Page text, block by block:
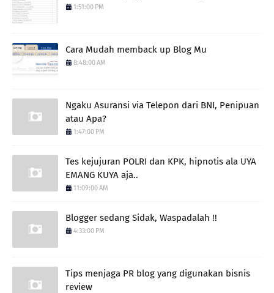
1:51:00 PM
Cara Mudah memback up Blog Mu
8:48:00 AM
Ngaku Asuransi via Telepon dari BNI, Penipuan
atau Apa?
1:47:00 PM
Tes kejujuran POLRI dan KPK, hipnotis ala UYA
EMANG KUYA aja..
11:09:00 AM
Blogger sedang Sidak, Waspadalah !!
4:33:00 PM
Tips menjaga PR blog yang digunakan bisnis
review